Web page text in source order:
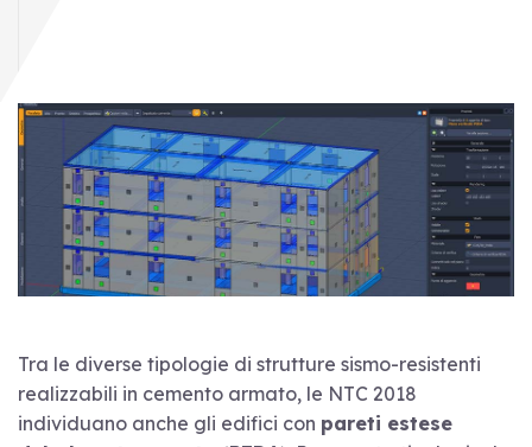
Tra le diverse tipologie di strutture sismo-resistenti
realizzabili in cemento armato, le NTC 2018
individuano anche gli edifici con pareti estese